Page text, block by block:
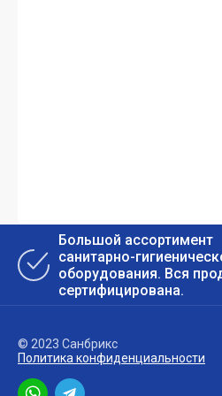
Большой ассортимент
санитарно-
оборудования. Вся
сертифицирована.
© 2023 Санбрикс
Политика конфиденциальности